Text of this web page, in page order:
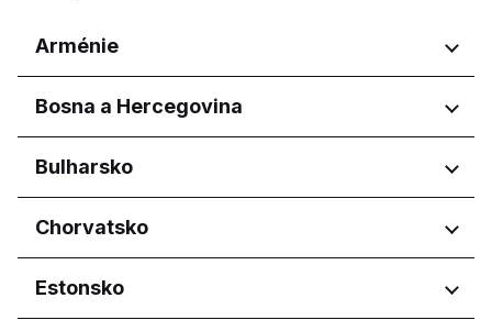
Arménie
Regiony
Bosna a Hercegovina
Regiony
Federation of Bosnia and
Herzegovina
Republika Srpska
Bulharsko
Regiony
Dobrich
Chorvatsko
Regiony
Estonsko